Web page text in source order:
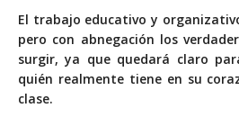
El trabajo educativo y
pero con abnegación los
surgir, ya que quedará claro
quién realmente tiene en su
clase.